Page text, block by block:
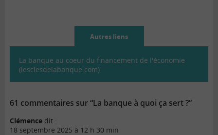
Autres liens
La banque au coeur du financement de l'économie
(lesclesdelabanque.com)
61 commentaires sur “La banque à quoi ça sert ?”
Clémence dit :
18 septembre 2025 à 12 h 30 min